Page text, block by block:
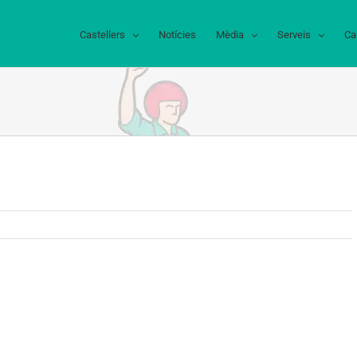
Castellers Notícies Mèdia Serveis